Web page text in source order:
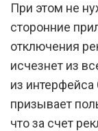
При этом не
сторонние
отключения
исчезнет из
из
призывает
что за счет